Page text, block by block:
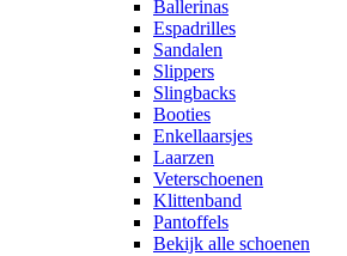
Ballerinas
Espadrilles
Sandalen
Slippers
Slingbacks
Booties
Enkellaarsjes
Laarzen
Veterschoenen
Klittenband
Pantoffels
Bekijk alle schoenen